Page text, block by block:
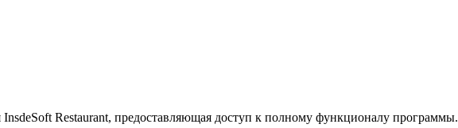
Restaurant, предоставляющая доступ к полному функционалу программы.